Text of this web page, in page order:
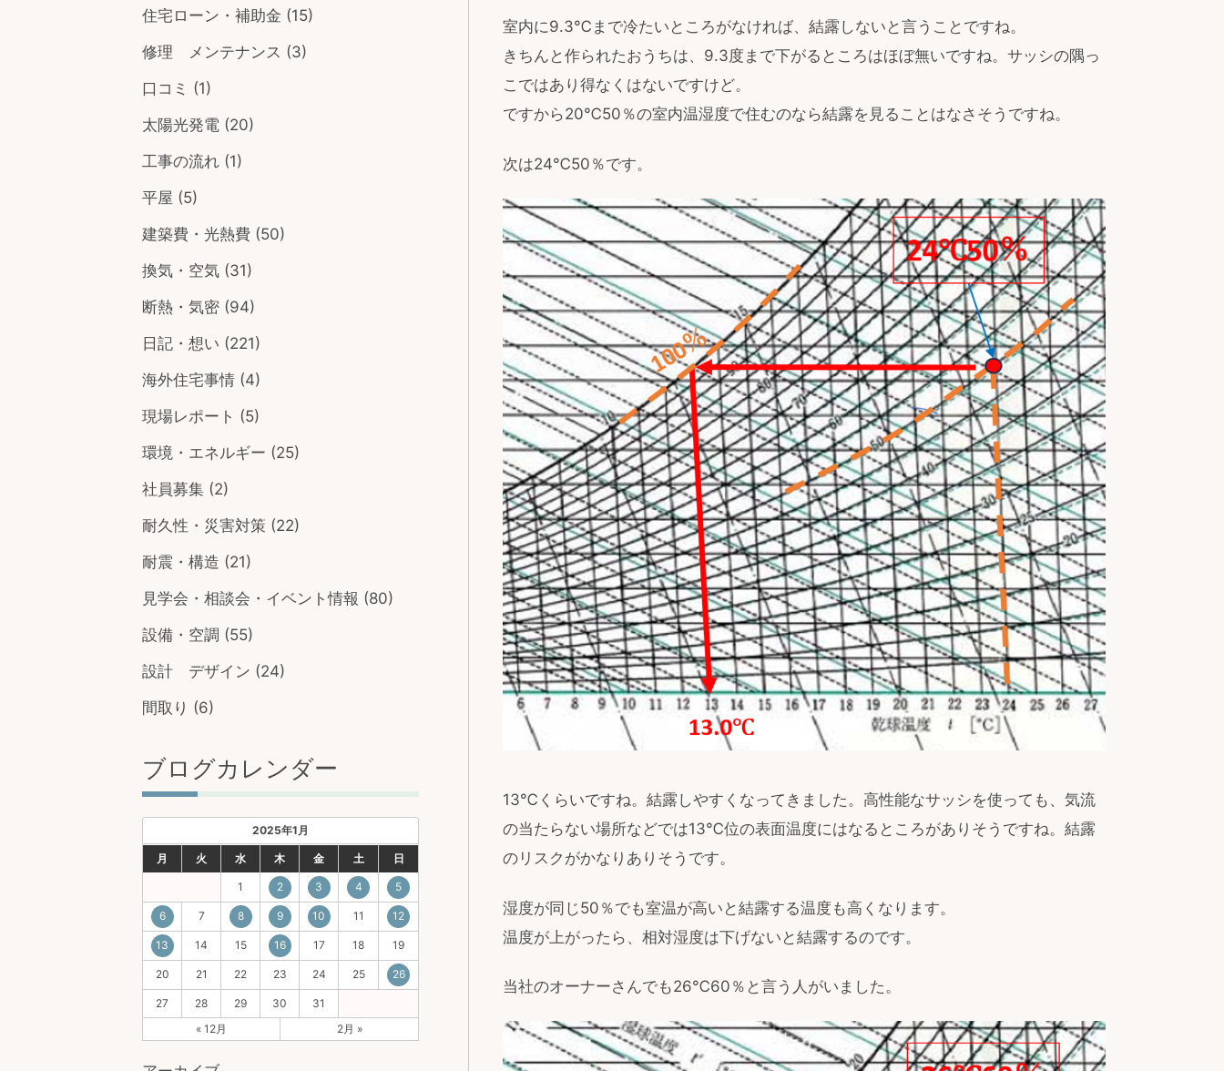
室内に9.3℃まで冷たいところがなければ、結露しないと言うことですね。
きちんと作られたおうちは、9.3度まで下がるところはほぼ無いですね。サッシの隅っ
こではあり得なくはないですけど。
ですから20℃50％の室内温湿度で住むのなら結露を見ることはなさそうですね。
次は24℃50％です。
13℃くらいですね。結露しやすくなってきました。高性能なサッシを使っても、気流
の当たらない場所などでは13℃位の表面温度にはなるところがありそうですね。結露
のリスクがかなりありそうです。
湿度が同じ50％でも室温が高いと結露する温度も高くなります。
温度が上がったら、相対湿度は下げないと結露するのです。
当社のオーナーさんでも26℃60％と言う人がいました。
住宅ローン・補助金 (15)
修理 メンテナンス (3)
口コミ (1)
太陽光発電 (20)
工事の流れ (1)
平屋 (5)
建築費・光熱費 (50)
換気・空気 (31)
断熱・気密 (94)
日記・想い (221)
海外住宅事情 (4)
現場レポート (5)
環境・エネルギー (25)
社員募集 (2)
耐久性・災害対策 (22)
耐震・構造 (21)
見学会・相談会・イベント情報 (80)
設備・空調 (55)
設計 デザイン (24)
間取り (6)
ブログカレンダー
2025年1月
月 火 水 木 金 土 日
1 2 3 4 5
6 7 8 9 10 11 12
13 14 15 16 17 18 19
20 21 22 23 24 25 26
27 28 29 30
31
« 12月
2月 »